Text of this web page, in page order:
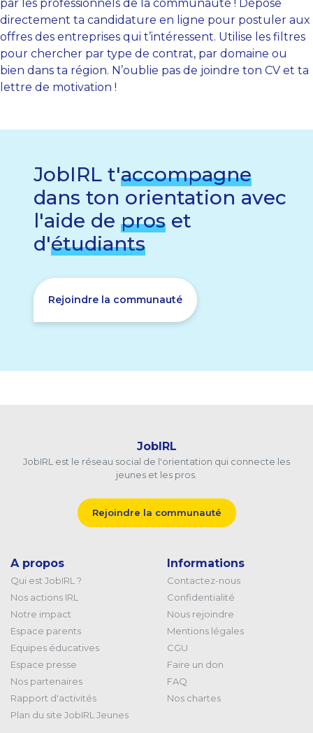
par les professionnels de la communauté ! Dépose
directement ta candidature en ligne pour postuler aux
offres des entreprises qui t’intéressent. Utilise les filtres
pour chercher par type de contrat, par domaine ou
bien dans ta région. N’oublie pas de joindre ton CV et ta
lettre de motivation !
JobIRL t'accompagne
dans ton orientation avec
l'aide de pros et
d'étudiants
Rejoindre la communauté
JobIRL
JobIRL est le réseau social de l'orientation qui connecte les
jeunes et les pros.
Rejoindre la communauté
A propos
Qui est JobIRL ?
Nos actions IRL
Notre impact
Espace parents
Equipes éducatives
Espace presse
Nos partenaires
Rapport d'activités
Plan du site JobIRL Jeunes
Informations
Contactez-nous
Confidentialité
Nous rejoindre
Mentions légales
CGU
Faire un don
FAQ
Nos chartes